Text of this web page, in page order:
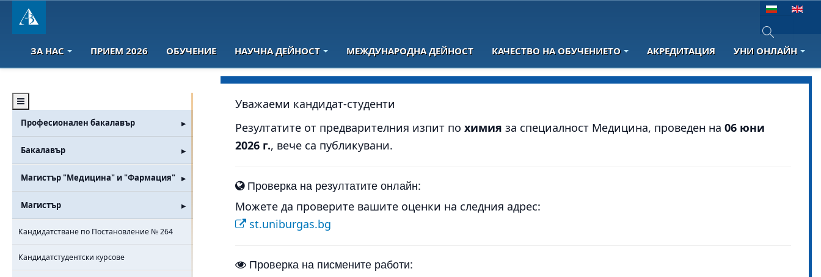
Изберете език
Type 2 or
ЗА НАС ПРИЕМ 2026 ОБУЧЕНИЕ НАУЧНА ДЕЙНОСТ МЕЖДУНАРОДНА ДЕЙНОСТ КАЧЕСТВО НА ОБУЧЕНИЕТО АКРЕДИТАЦИЯ УНИ ОНЛАЙН
Уважаеми кандидат-студенти
Резултатите от предварителния изпит похимияза специалност Медицина, проведен на06 юни
2026 г., вече са публикувани.
Проверка на резултатите онлайн:
Можете да проверите вашите оценки на следния адрес:
st.uniburgas.bg
Проверка на писмените работи:
Професионален бакалавър
Бакалавър
Магистър "Медицина" и "Фармация"
Магистър
Кандидатстване по Постановление № 264
Кандидатстудентски курсове